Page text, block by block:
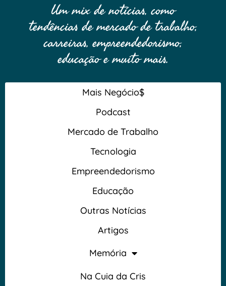
Um mix de notícias, como
tendências de mercado de trabalho,
carreiras, empreendedorismo,
educação e muito mais.
Mais Negócio$
Podcast
Mercado de Trabalho
Tecnologia
Empreendedorismo
Educação
Outras Notícias
Artigos
Memória
Na Cuia da Cris